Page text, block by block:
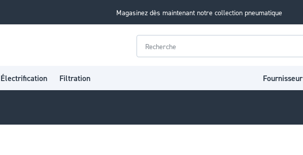
Magasinez dès maintenant notre collection pneumatique
Rechercher
Électrification Filtration Fournisseur